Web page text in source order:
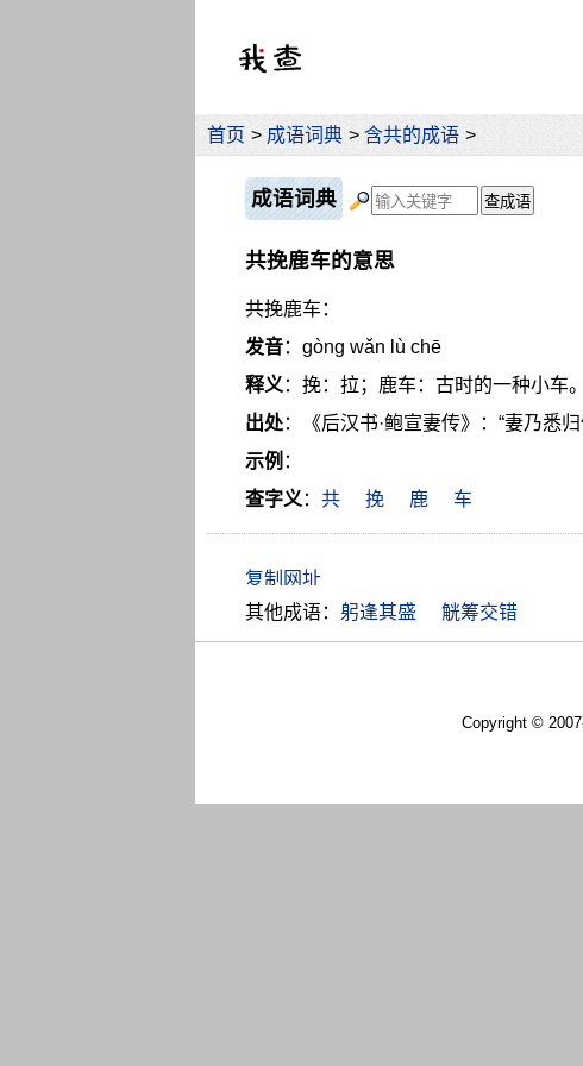
首页 > 成语词典 > 含共的成语 >
成语词典
共挽鹿车的意思
共挽鹿车：
发音：gòng wǎn lù chē
释义：挽：拉；鹿车：古时的一种小车
出处：《后汉书·鲍宣妻传》：“妻乃悉
示例 ：
查字义： 共 挽 鹿 车
其他成语： 躬逢其盛 觥筹交错
Copyright ©